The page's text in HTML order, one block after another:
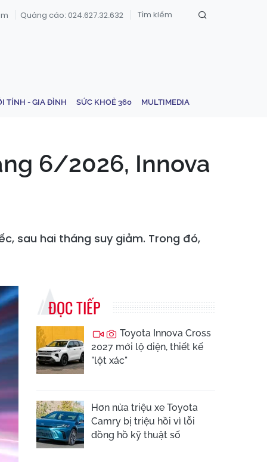
Quảng cáo: 024.627.32.632
TÍNH - GIA ĐÌNH SỨC KHOẺ 360 MULTIMEDIA
6/2026, Innova
sau hai tháng suy giảm. Trong đó,
ĐỌC TIẾP
Toyota Innova Cross
2027 mới lộ diện, thiết kế
"lột xác"
Hơn nửa triệu xe Toyota
Camry bị triệu hồi vì lỗi
đồng hồ kỹ thuật số